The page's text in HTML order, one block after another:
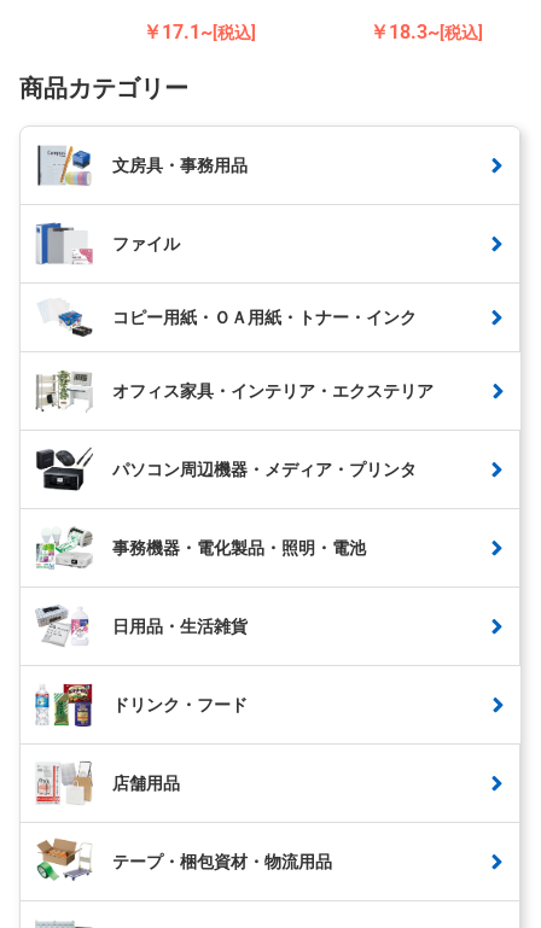
￥17.1~[税込] ￥18.3~[税込]
商品カテゴリー
文房具・事務用品
ファイル
コピー用紙・ＯＡ用紙・トナー・インク
オフィス家具・インテリア・エクステリア
パソコン周辺機器・メディア・プリンタ
事務機器・電化製品・照明・電池
日用品・生活雑貨
ドリンク・フード
店舗用品
テープ・梱包資材・物流用品